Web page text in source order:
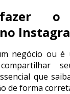
o
negócio ou é
que
de forma